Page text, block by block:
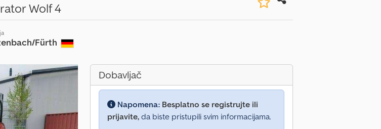
Wolf 4
Fürth
Dobavljač
Napomena: Besplatno se registrujte ili
prijavite, da biste pristupili svim informacijama.